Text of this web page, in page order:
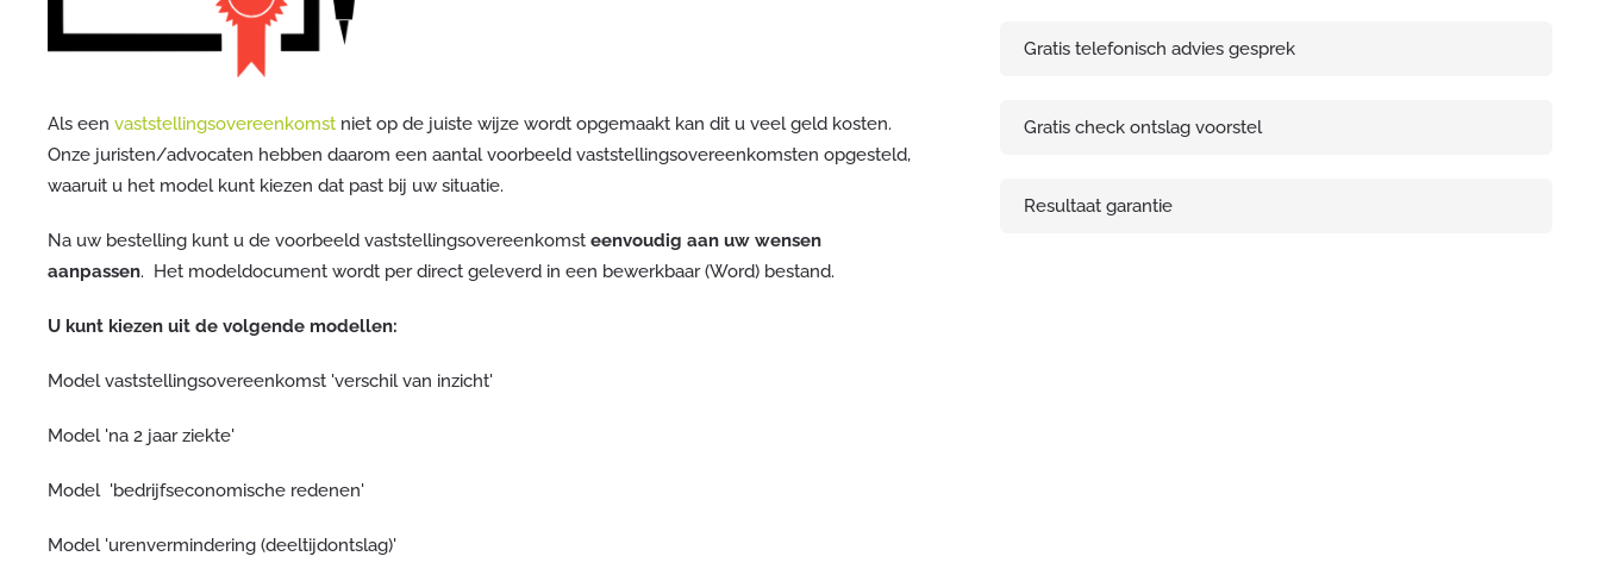
Als een vaststellingsovereenkomst niet op de juiste wijze wordt opgemaakt kan dit u veel geld kosten.
Onze juristen/advocaten hebben daarom een aantal voorbeeld vaststellingsovereenkomsten opgesteld,
waaruit u het model kunt kiezen dat past bij uw situatie.
Na uw bestelling kunt u de voorbeeld vaststellingsovereenkomst eenvoudig aan uw wensen
aanpassen. Het modeldocument wordt per direct geleverd in een bewerkbaar (Word) bestand.
U kunt kiezen uit de volgende modellen:
Model vaststellingsovereenkomst 'verschil van inzicht'
Model 'na 2 jaar ziekte'
Model 'bedrijfseconomische redenen'
Model 'urenvermindering (deeltijdontslag)'
Gratis telefonisch advies gesprek
Gratis check ontslag voorstel
Resultaat garantie